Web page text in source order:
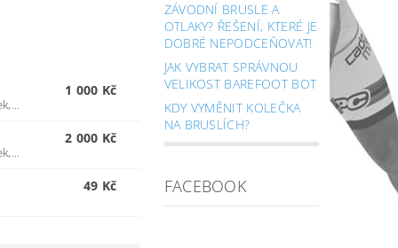
1 000 Kč
2 000 Kč
49 Kč
ZÁVODNÍ BRUSLE A
OTLAKY? ŘEŠENÍ, KTERÉ JE
DOBRÉ NEPODCEŇOVAT!
JAK VYBRAT SPRÁVNOU
VELIKOST BAREFOOT BOT
KDY VYMĚNIT KOLEČKA
NA BRUSLÍCH?
FACEBOOK